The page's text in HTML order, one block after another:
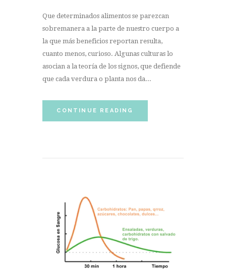
Que determinados alimentos se parezcan
sobremanera a la parte de nuestro cuerpo a
la que más beneficios reportan resulta,
cuanto menos, curioso. Algunas culturas lo
asocian a la teoría de los signos, que defiende
que cada verdura o planta nos da...
CONTINUE READING